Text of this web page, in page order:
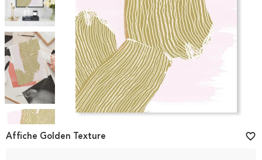
Item
1
Affiche Golden Texture favorite_border